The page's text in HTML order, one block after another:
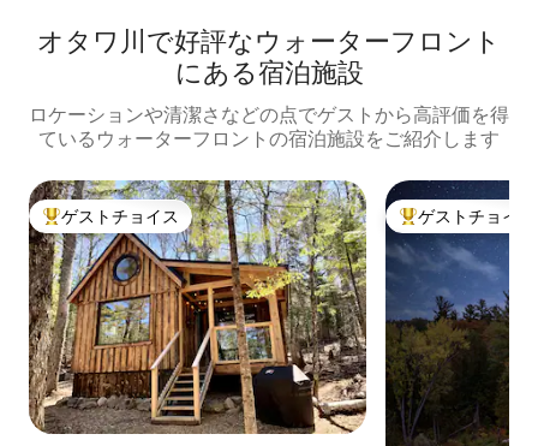
オタワ川で好評なウォーターフロント
にある宿泊施設
ロケーションや清潔さなどの点でゲストから高評価を得
ているウォーターフロントの宿泊施設をご紹介します
大好評のゲストチョイスです。
ゲストチョイス 大好評のゲスト
ゲストチョイス